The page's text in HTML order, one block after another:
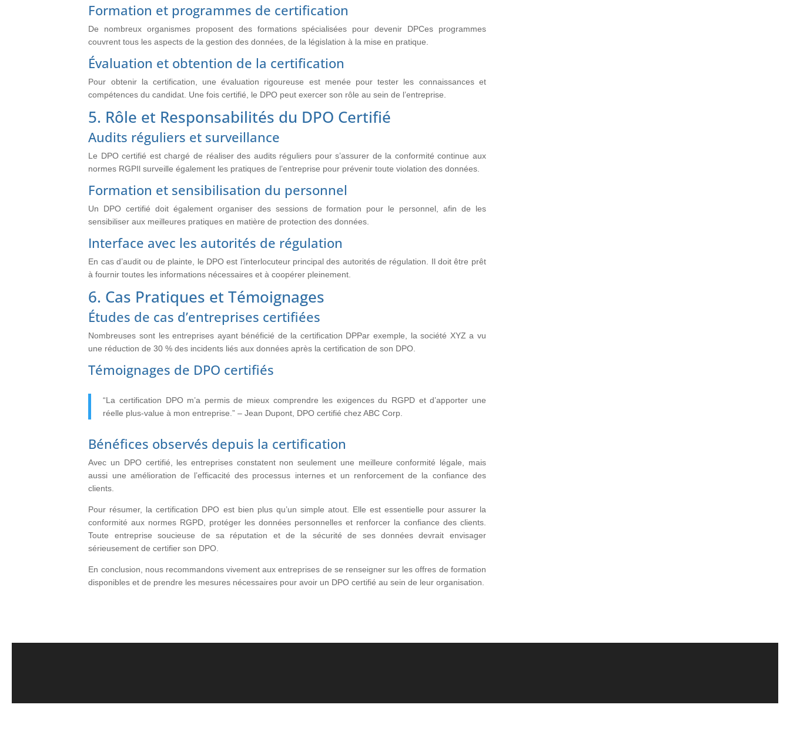
Formation et programmes de certification
De nombreux organismes proposent des formations spécialisées pour devenir DPCes programmes
couvrent tous les aspects de la gestion des données, de la législation à la mise en pratique.
Évaluation et obtention de la certification
Pour obtenir la certification, une évaluation rigoureuse est menée pour tester les connaissances et
compétences du candidat. Une fois certifié, le DPO peut exercer son rôle au sein de l’entreprise.
5. Rôle et Responsabilités du DPO Certifié
Audits réguliers et surveillance
Le DPO certifié est chargé de réaliser des audits réguliers pour s’assurer de la conformité continue aux
normes RGPIl surveille également les pratiques de l’entreprise pour prévenir toute violation des données.
Formation et sensibilisation du personnel
Un DPO certifié doit également organiser des sessions de formation pour le personnel, afin de les
sensibiliser aux meilleures pratiques en matière de protection des données.
Interface avec les autorités de régulation
En cas d’audit ou de plainte, le DPO est l’interlocuteur principal des autorités de régulation. Il doit être prêt
à fournir toutes les informations nécessaires et à coopérer pleinement.
6. Cas Pratiques et Témoignages
Études de cas d’entreprises certifiées
Nombreuses sont les entreprises ayant bénéficié de la certification DPPar exemple, la société XYZ a vu
une réduction de 30 % des incidents liés aux données après la certification de son DPO.
Témoignages de DPO certifiés
“La certification DPO m’a permis de mieux comprendre les exigences du RGPD et d’apporter une
réelle plus-value à mon entreprise.” – Jean Dupont, DPO certifié chez ABC Corp.
Bénéfices observés depuis la certification
Avec un DPO certifié, les entreprises constatent non seulement une meilleure conformité légale, mais
aussi une amélioration de l’efficacité des processus internes et un renforcement de la confiance des
clients.
Pour résumer, la certification DPO est bien plus qu’un simple atout. Elle est essentielle pour assurer la
conformité aux normes RGPD, protéger les données personnelles et renforcer la confiance des clients.
Toute entreprise soucieuse de sa réputation et de la sécurité de ses données devrait envisager
sérieusement de certifier son DPO.
En conclusion, nous recommandons vivement aux entreprises de se renseigner sur les offres de formation
disponibles et de prendre les mesures nécessaires pour avoir un DPO certifié au sein de leur organisation.